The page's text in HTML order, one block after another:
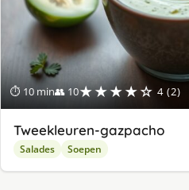
⏱ 10 min👥 10★★★★☆ 4 (2)
Tweekleuren-gazpacho
Salades Soepen